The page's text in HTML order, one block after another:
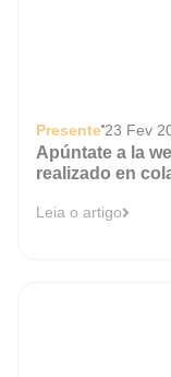
Presente 23 Fev
Apúntate a la
realizado en
Leia o artigo